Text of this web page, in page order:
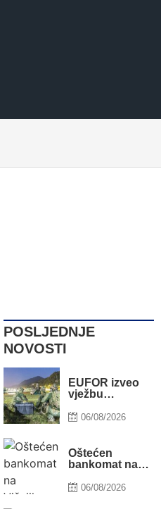
POSLJEDNJE
NOVOSTI
EUFOR izveo
vježbu
Foče, uoči
06/08/2026
Oštećen
bankomat na
policija obavlja
06/08/2026